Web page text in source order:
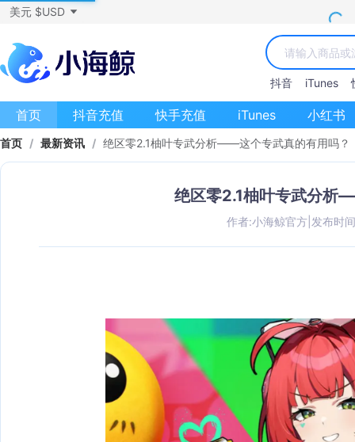
美元 $USD
抖音 iTunes
首页 抖音充值 快手充值 iTunes 小红书
首页 / 最新资讯 / 绝区零2.1柚叶专武分析——这个专武真的有用吗？
绝区零2.1柚叶专武分析
作者:小海鲸官方| 发布时